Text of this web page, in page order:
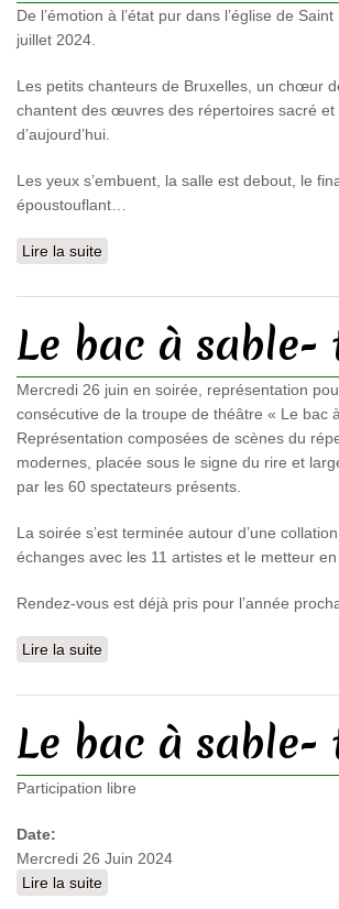
De l’émotion à l’état pur dans l’église de
juillet 2024.
Les petits chanteurs de Bruxelles, un chœur
chantent des œuvres des répertoires sacré et
d’aujourd’hui.
Les yeux s’embuent, la salle est debout, le
époustouflant…
Lire la suite
Le bac à sable-
Mercredi 26 juin en soirée, représentation
consécutive de la troupe de théâtre « Le bac
Représentation composées de scènes du
modernes, placée sous le signe du rire et
par les 60 spectateurs présents.
La soirée s’est terminée autour d’une
échanges avec les 11 artistes et le metteur en
Rendez-vous est déjà pris pour l’année
Lire la suite
Le bac à sable-
Participation libre
Date:
Mercredi 26 Juin 2024
Lire la suite